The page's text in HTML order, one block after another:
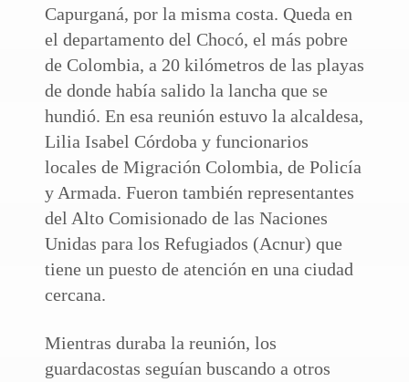
Capurganá, por la misma costa. Queda en
el departamento del Chocó, el más pobre
de Colombia, a 20 kilómetros de las playas
de donde había salido la lancha que se
hundió. En esa reunión estuvo la alcaldesa,
Lilia Isabel Córdoba y funcionarios
locales de Migración Colombia, de Policía
y Armada. Fueron también representantes
del Alto Comisionado de las Naciones
Unidas para los Refugiados (Acnur) que
tiene un puesto de atención en una ciudad
cercana.
Mientras duraba la reunión, los
guardacostas seguían buscando a otros